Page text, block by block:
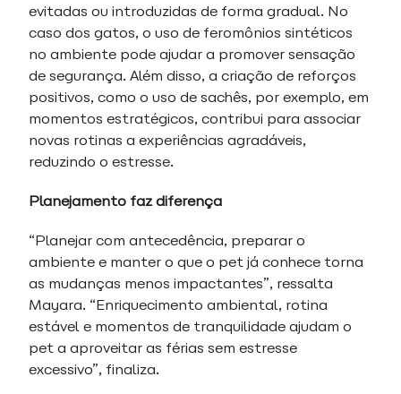
evitadas ou introduzidas de forma gradual. No
caso dos gatos, o uso de feromônios sintéticos
no ambiente pode ajudar a promover sensação
de segurança. Além disso, a criação de reforços
positivos, como o uso de sachês, por exemplo, em
momentos estratégicos, contribui para associar
novas rotinas a experiências agradáveis,
reduzindo o estresse.
Planejamento faz diferença
“Planejar com antecedência, preparar o
ambiente e manter o que o pet já conhece torna
as mudanças menos impactantes”, ressalta
Mayara. “Enriquecimento ambiental, rotina
estável e momentos de tranquilidade ajudam o
pet a aproveitar as férias sem estresse
excessivo”, finaliza.